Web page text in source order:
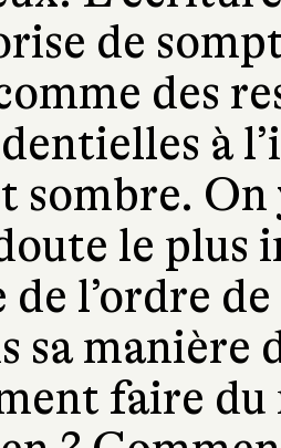
de
des
à
sombre. On
le plus
de l’ordre
sa manière
faire du